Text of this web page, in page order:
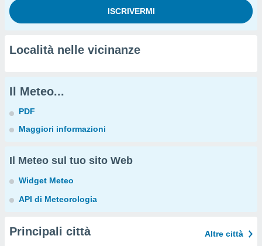
Località nelle vicinanze
Il Meteo...
PDF
Maggiori informazioni
Il Meteo sul tuo sito Web
Widget Meteo
API di Meteorologia
Principali città Altre città